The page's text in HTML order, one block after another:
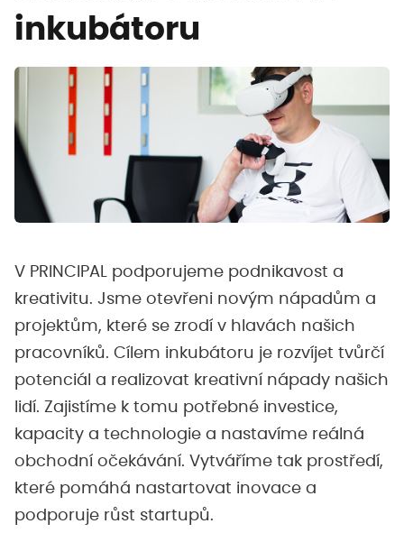
inkubátoru
V PRINCIPAL podporujeme podnikavost a
kreativitu. Jsme otevřeni novým nápadům a
projektům, které se zrodí v hlavách našich
pracovníků. Cílem inkubátoru je rozvíjet tvůrčí
potenciál a realizovat kreativní nápady našich
lidí. Zajistíme k tomu potřebné investice,
kapacity a technologie a nastavíme reálná
obchodní očekávání. Vytváříme tak prostředí,
které pomáhá nastartovat inovace a
podporuje růst startupů.